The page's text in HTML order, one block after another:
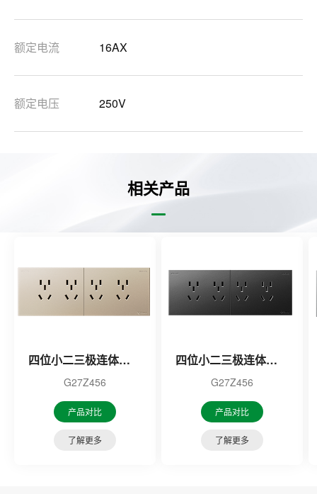
额定电流 16AX
额定电压 250V
相关产品
四位小二三极连体插座（金色）
G27Z456
产品对比
了解更多
四位小二三极连体插座（黑色）
G27Z456
产品对比
了解更多